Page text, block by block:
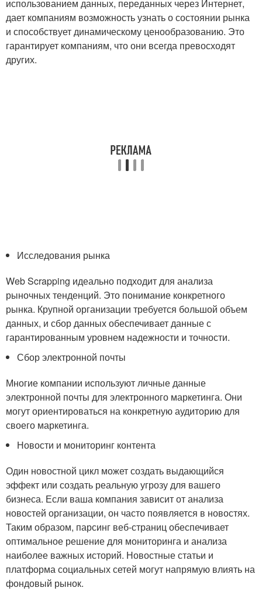
использованием данных, переданных через Интернет,
дает компаниям возможность узнать о состоянии рынка
и способствует динамическому ценообразованию. Это
гарантирует компаниям, что они всегда превосходят
других.
Исследования рынка
Web Scrapping идеально подходит для анализа
рыночных тенденций. Это понимание конкретного
рынка. Крупной организации требуется большой объем
данных, и сбор данных обеспечивает данные с
гарантированным уровнем надежности и точности.
Сбор электронной почты
Многие компании используют личные данные
электронной почты для электронного маркетинга. Они
могут ориентироваться на конкретную аудиторию для
своего маркетинга.
Новости и мониторинг контента
Один новостной цикл может создать выдающийся
эффект или создать реальную угрозу для вашего
бизнеса. Если ваша компания зависит от анализа
новостей организации, он часто появляется в новостях.
Таким образом, парсинг веб-страниц обеспечивает
оптимальное решение для мониторинга и анализа
наиболее важных историй. Новостные статьи и
платформа социальных сетей могут напрямую влиять на
фондовый рынок.